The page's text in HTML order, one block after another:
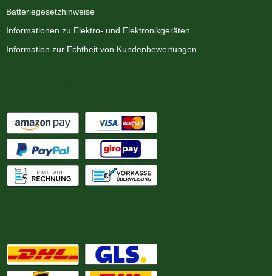
Batteriegesetzhinweise
Informationen zu Elektro- und Elektronikgeräten
Information zur Echtheit von Kundenbewertungen